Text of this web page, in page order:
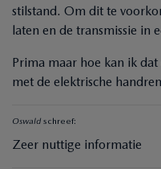
stilstand. Om dit te
laten en de transmissie in
Prima maar hoe kan ik
met de elektrische
Oswald schreef:
Zeer nuttige informatie